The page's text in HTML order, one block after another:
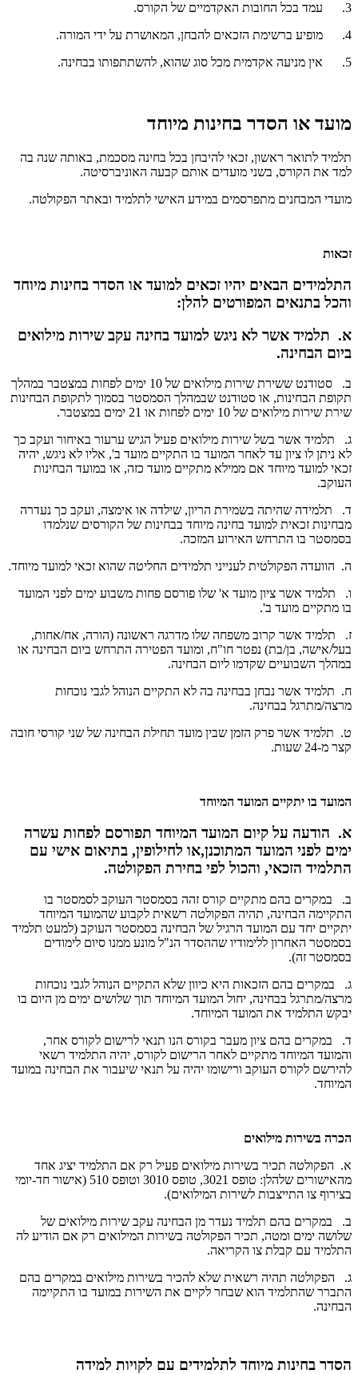
3. עמד בכל החובות האקדמיים של הקורס.
4. מופיע ברשימת הזכאים להבחן, המאושרת על ידי המורה.
5. אין מניעה אקדמית מכל סוג שהוא, להשתתפותו בבחינה.
מועד או הסדר בחינות מיוחד
תלמיד לתואר ראשון, זכאי להיבחן בכל בחינה מסכמת, באותה שנה בה
למד את הקורס, בשני מועדים אותם קבעה האוניברסיטה.
מועדי המבחנים מתפרסמים במידע האישי לתלמיד ובאתר הפקולטה.
זכאות
התלמידים הבאים יהיו זכאים למועד או הסדר בחינות מיוחד
והכל בתנאים המפורטים להלן:
א. תלמיד אשר לא ניגש למועד בחינה עקב שירות מילואים
ביום הבחינה.
ב. סטודנט ששירת שירות מילואים של 10 ימים לפחות במצטבר במהלך
תקופת הבחינות, או סטודנט שבמהלך הסמסטר בסמוך לתקופת הבחינות
שירת שירות מילואים של 10 ימים לפחות או 21 ימים במצטבר.
ג. תלמיד אשר בשל שירות מילואים פעיל הגיש ערעור באיחור ועקב כך
לא ניתן לו ציון עד לאחר המועד בו התקיים מועד ב', אליו לא ניגש, יהיה
זכאי למועד מיוחד אם ממילא מתקיים מועד כזה, או במועד הבחינות
העוקב.
ד. תלמידה שהיתה בשמירת הריון, שילדה או אימצה, ועקב כך נעדרה
מבחינות זכאית למועד בחינה מיוחד בבחינות של הקורסים שנלמדו
בסמסטר בו התרחש האירוע המזכה.
ה. הוועדה הפקולטית לענייני תלמידים החליטה שהוא זכאי למועד מיוחד.
ו. תלמיד אשר ציון מועד א' שלו פורסם פחות משבוע ימים לפני המועד
בו מתקיים מועד ב'.
ז. תלמיד אשר קרוב משפחה שלו מדרגה ראשונה (הורה, אח/אחות,
בעל/אישה, בן/בת) נפטר חו"ח, ומועד הפטירה התרחש ביום הבחינה או
במהלך השבועיים שקדמו ליום הבחינה.
ח. תלמיד אשר נבחן בבחינה בה לא התקיים הנוהל לגבי נוכחות
מרצה/מתרגל בבחינה.
ט. תלמיד אשר פרק הזמן שבין מועד תחילת הבחינה של שני קורסי חובה
קצר מ-24 שעות.
המועד בו יתקיים המועד המיוחד
א. הודעה על קיום המועד המיוחד תפורסם לפחות עשרה
ימים לפני המועד המתוכנן,או לחילופין, בתיאום אישי עם
התלמיד הזכאי, והכול לפי בחירת הפקולטה.
ב. במקרים בהם מתקיים קורס זהה בסמסטר העוקב לסמסטר בו
התקיימה הבחינה, תהיה הפקולטה רשאית לקבוע שהמועד המיוחד
יתקיים יחד עם המועד הרגיל של הבחינה בסמסטר העוקב (למעט תלמיד
בסמסטר האחרון ללימודיו שההסדר הנ"ל מונע ממנו סיום לימודים
בסמסטר זה).
ג. במקרים בהם הזכאות היא כיוון שלא התקיים הנוהל לגבי נוכחות
מרצה/מתרגל בבחינה, יחול המועד המיוחד תוך שלושים ימים מן היום בו
יבקש התלמיד את המועד המיוחד.
ד. במקרים בהם ציון מעבר בקורס הנו תנאי לרישום לקורס אחר,
והמועד המיוחד מתקיים לאחר הרישום לקורס, יהיה התלמיד רשאי
להירשם לקורס העוקב ורישומו יהיה על תנאי שיעבור את הבחינה במועד
המיוחד.
הכרה בשירות מילואים
א. הפקולטה תכיר בשירות מילואים פעיל רק אם התלמיד יציג אחד
מהאישורים שלהלן: טופס 3021, טופס 3010 וטופס 510 (אישור חד-יומי
בצירוף צו התייצבות לשירות המילואים).
ב. במקרים בהם תלמיד נעדר מן הבחינה עקב שירות מילואים של
שלושה ימים ומטה, תכיר הפקולטה בשירות המילואים רק אם הודיע לה
התלמיד עם קבלת צו הקריאה.
ג. הפקולטה תהיה רשאית שלא להכיר בשירות מילואים במקרים בהם
התברר שהתלמיד הוא שבחר לקיים את השירות במועד בו התקיימה
הבחינה.
הסדר בחינות מיוחד לתלמידים עם לקויות למידה